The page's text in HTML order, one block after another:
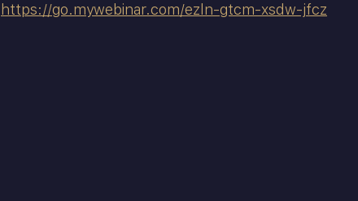
https://go.mywebinar.com/ezln-gtcm-xsdw-jfcz